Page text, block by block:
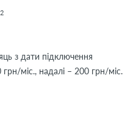
2
з дати підключення
міс., надалі – 200 грн/міс.